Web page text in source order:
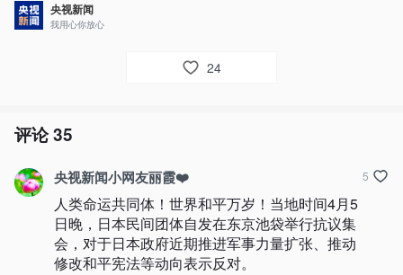
央视新闻
我用心你放心
24
评论35
央视新闻小网友丽霞❤️
人类命运共同体！世界和平万岁！当地时间4月5
日晚，日本民间团体自发在东京池袋举行抗议集
会，对于日本政府近期推进军事力量扩张、推动
修改和平宪法等动向表示反对。
5